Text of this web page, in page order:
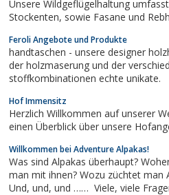
Unsere Wildgeflügelhaltung
Stockenten, sowie Fasane und
Feroli Angebote und Produkte
handtaschen - unsere designer
der holzmaserung und der
stoffkombinationen echte unikate.
Hof Immensitz
Herzlich Willkommen auf unserer
einen Überblick über unsere
Willkommen bei Adventure Alpakas!
Was sind Alpakas überhaupt?
man mit ihnen? Wozu züchtet man
Und, und, und …… Viele, viele Fragen, die auch wir uns gestellt